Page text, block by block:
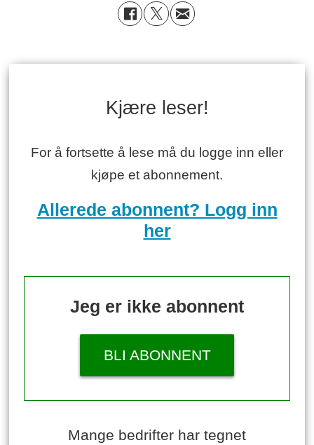
Kjære leser!
For å fortsette å lese må du logge inn eller
kjøpe et abonnement.
Allerede abonnent? Logg inn
her
Jeg er ikke abonnent
BLI ABONNENT
Mange bedrifter har tegnet